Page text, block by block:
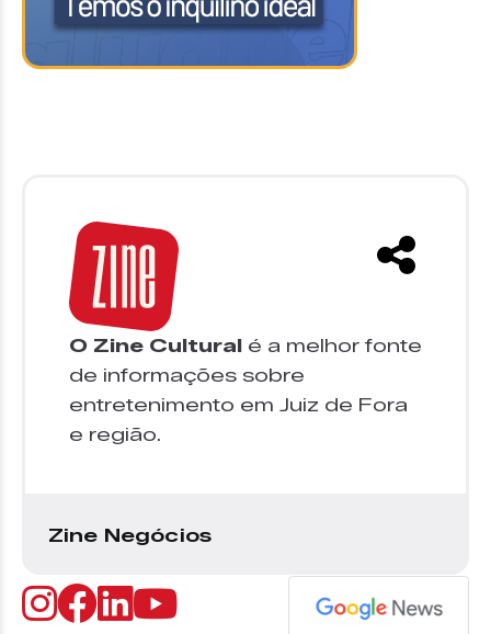
O Zine Cultural é a melhor fonte
de informações sobre
entretenimento em Juiz de Fora
e região.
Zine Negócios